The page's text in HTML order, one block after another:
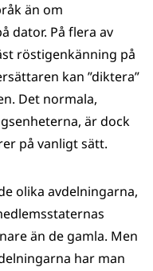
än om
dator. På flera av
röstigenkänning på
kan ”diktera”
Det normala,
är dock
på vanligt sätt.
olika avdelningarna,
än de gamla. Men
har man